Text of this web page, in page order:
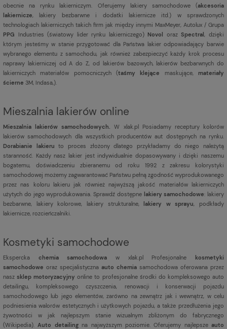
obecnie na rynku lakierniczym. Oferujemy lakiery samochodowe (akcesoria
lakiernicze , lakiery bezbarwne i dodatki lakiernicze itd.) w sprawdzonych
technologiach lakierniczych takich firm jak między innymi MaxMeyer, Autolux / Grupa
PPG Industries (światowy lider rynku lakierniczego) Novol orazSpectral
, dzięki
którym jesteśmy w stanie przygotować dla Państwa lakier odpowiadający barwie
wybranego elementu z samochodu, jak również zabezpieczyć każdy krok procesu
naprawy lakierniczej od A do Z, od lakierów bazowych, lakierów bezbarwnych do
lakierniczych materiałów pomocniczych (taśmy klejące maskujące,materiały
ścierne 3M, Indasa,).
Mieszalnia lakierów online
Mieszalnia lakierów samochodowych.
W xlak.pl Posiadamy receptury kolorów
lakierów samochodowych dla wszystkich producentów aut dostępnych na rynku.
Dorabianie lakieru to proces złożony dlatego przykładamy do niego należytą
staranność. Każdy nasz lakier jest indywidualnie dopasowywany i dzięki naszemu
bogatemu, doświadczeniu zbieranemu od roku 1992 z zakresu kolorystyki
samochodowej możemy zagwarantować Państwu pełną zgodność wyprodukowanego
przez nas koloru lakieru jak również najwyższą jakość materiałów lakierniczych
użytych do jego wyprodukowania. Sprawdź dostępne lakiery samochodowe: lakiery
bezbarwne, lakiery kolorowe, lakiery strukturalne,lakiery w sprayu , podkłady
lakiernicze, rozcieńczalniki.
Kosmetyki samochodowe
Ekspercka chemia samochodowa w xlak.pl Profesjonalnekosmetyki
samochodowe oraz specjalistyczna auto chemia samochodowa oferowana przez
naszsklep motoryzacyjny online to profesjonalne środki do kompleksowego auto
detailingu, kompleksowego czyszczenia, renowacji i konserwacji pojazdu
samochodowego lub jego elementów, zarówno na zewnątrz jak i wewnątrz, w celu
podniesienia walorów estetycznych i użytkowych pojazdu, a także przedłużenia jego
żywotności w jak najlepszym stanie wizualnym zbliżonym do fabrycznego
(Wikipedia). Auto detailingna najwyższym poziomie. Oferujemy najlepszeauto